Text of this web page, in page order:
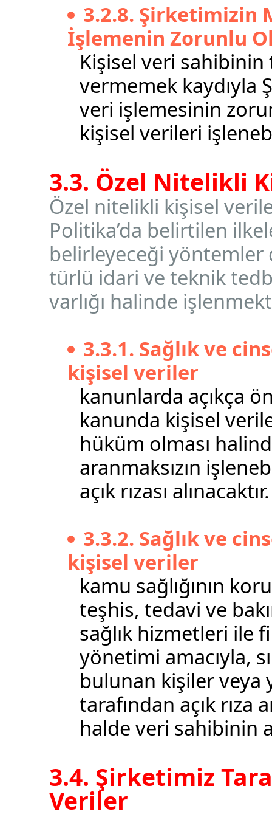
3.2.8. Şirketimizin
İşlemenin Zorunlu
Kişisel veri
vermemek kaydıyla
veri işlemesinin
kişisel verileri
3.3. Özel Nitelikli
Özel nitelikli kişisel
Politika’da belirtilen
belirleyeceği yöntemler
türlü idari ve teknik
varlığı halinde
3.3.1. Sağlık ve
kişisel veriler
kanunlarda açıkça
kanunda kişisel
hüküm olması
aranmaksızın
açık rızası alınacaktır.
3.3.2. Sağlık ve
kişisel veriler
kamu sağlığının
teşhis, tedavi ve
sağlık hizmetleri ile
yönetimi amacıyla,
bulunan kişiler
tarafından açık rıza
halde veri sahibinin
3.4. Şirketimiz
Veriler